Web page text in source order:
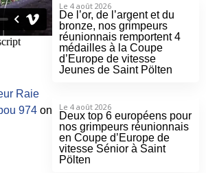
Raie
974 on
Le 4 août 2026
De l’or, de l’argent et du
bronze, nos grimpeurs
réunionnais remportent 4
médailles à la Coupe
d’Europe de vitesse
Jeunes de Saint Pölten
Le 4 août 2026
Deux top 6 européens pour
nos grimpeurs réunionnais
en Coupe d’Europe de
vitesse Sénior à Saint
Pölten